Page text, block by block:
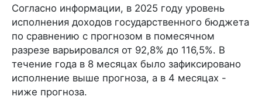
Согласно информации, в 2025 году уровень
исполнения доходов государственного бюджета
по сравнению с прогнозом в помесячном
разрезе варьировался от 92,8% до 116,5%. В
течение года в 8 месяцах было зафиксировано
исполнение выше прогноза, а в 4 месяцах -
ниже прогноза.